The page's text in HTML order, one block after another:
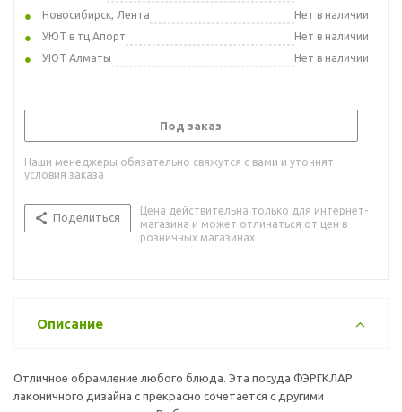
Новосибирск, Лента
Нет в наличии
УЮТ в тц Апорт
Нет в наличии
УЮТ Алматы
Нет в наличии
Под заказ
Наши менеджеры обязательно свяжутся с вами и уточнят
условия заказа
Поделиться
Цена действительна только для интернет-
магазина и может отличаться от цен в
розничных магазинах
Описание
Отличное обрамление любого блюда. Эта посуда ФЭРГКЛАР
лаконичного дизайна с прекрасно сочетается с другими